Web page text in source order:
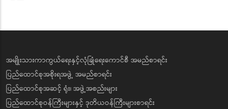
အမျိုးသားကာကွယ်ရေးနှင့်လုံခြုံရေးကောင်စီ အမည်စာရင်း
ပြည်ထောင်စုအစိုးရအဖွဲ့ အမည်စာရင်း
ပြည်ထောင်စုအဆင့် ရုံး၊ အဖွဲ့အစည်းများ
ပြည်ထောင်စုဝန်ကြီးများနှင့် ဒုတိယဝန်ကြီးများစာရင်း